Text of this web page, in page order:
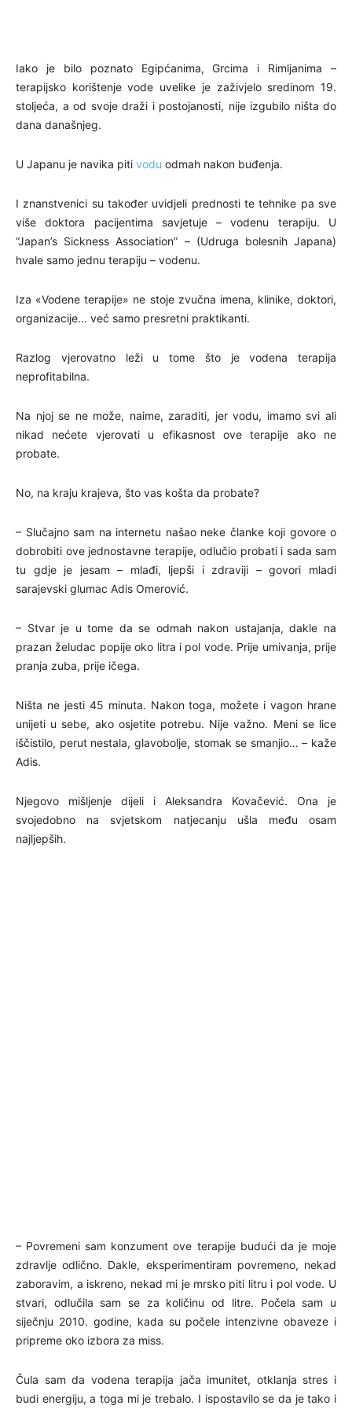
Iako je bilo poznato Egipćanima, Grcima i Rimljanima –
terapijsko korištenje vode uvelike je zaživjelo sredinom 19.
stoljeća, a od svoje draži i postojanosti, nije izgubilo ništa do
dana današnjeg.
U Japanu je navika piti vodu odmah nakon buđenja.
I znanstvenici su također uvidjeli prednosti te tehnike pa sve
više doktora pacijentima savjetuje – vodenu terapiju. U
“Japan’s Sickness Association” – (Udruga bolesnih Japana)
hvale samo jednu terapiju – vodenu.
Iza «Vodene terapije» ne stoje zvučna imena, klinike, doktori,
organizacije… već samo presretni praktikanti.
Razlog vjerovatno leži u tome što je vodena terapija
neprofitabilna.
Na njoj se ne može, naime, zaraditi, jer vodu, imamo svi ali
nikad nećete vjerovati u efikasnost ove terapije ako ne
probate.
No, na kraju krajeva, što vas košta da probate?
– Slučajno sam na internetu našao neke članke koji govore o
dobrobiti ove jednostavne terapije, odlučio probati i sada sam
tu gdje je jesam – mlađi, ljepši i zdraviji – govori mladi
sarajevski glumac Adis Omerović.
– Stvar je u tome da se odmah nakon ustajanja, dakle na
prazan želudac popije oko litra i pol vode. Prije umivanja, prije
pranja zuba, prije ičega.
Ništa ne jesti 45 minuta. Nakon toga, možete i vagon hrane
unijeti u sebe, ako osjetite potrebu. Nije važno. Meni se lice
iščistilo, perut nestala, glavobolje, stomak se smanjio… – kaže
Adis.
Njegovo mišljenje dijeli i Aleksandra Kovačević. Ona je
svojedobno na svjetskom natjecanju ušla među osam
najljepših.
– Povremeni sam konzument ove terapije budući da je moje
zdravlje odlično. Dakle, eksperimentiram povremeno, nekad
zaboravim, a iskreno, nekad mi je mrsko piti litru i pol vode. U
stvari, odlučila sam se za količinu od litre. Počela sam u
siječnju 2010. godine, kada su počele intenzivne obaveze i
pripreme oko izbora za miss.
Čula sam da vodena terapija jača imunitet, otklanja stres i
budi energiju, a toga mi je trebalo. I ispostavilo se da je tako i